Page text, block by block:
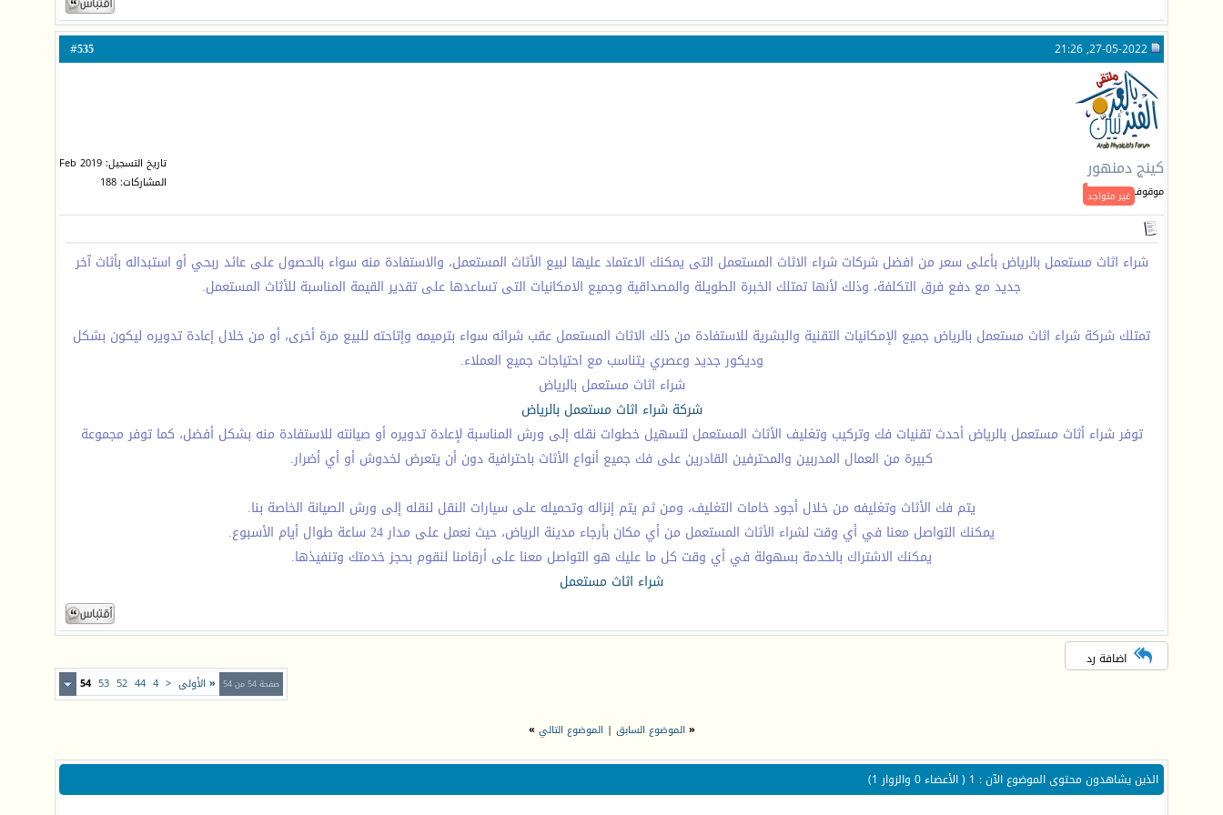
535
كينج دمنهور
غير متواجدموقوف
تاريخ التسجيل: Feb 2019
المشاركات: 188
شراء اثاث مستعمل بالرياض بأعلى سعر من افضل شركات شراء الاثاث المستعمل التى يمكنك الاعتماد عليها لبيع الأثاث المستعمل، والاستفادة منه سواء بالحصول على عائد ربحي أو استبداله بأثاث آخر
جديد مع دفع فرق التكلفة، وذلك لأنها تمتلك الخبرة الطويلة والمصداقية وجميع الامكانيات التى تساعدها على تقدير القيمة المناسبة للأثاث المستعمل.
تمتلك شركة شراء اثاث مستعمل بالرياض جميع الإمكانيات التقنية والبشرية للاستفادة من ذلك الاثاث المستعمل عقب شرائه سواء بترميمه وإتاحته للبيع مرة أخرى، أو من خلال إعادة تدويره ليكون بشكل
وديكور جديد وعصري يتناسب مع احتياجات جميع العملاء.
شراء اثاث مستعمل بالرياض
شركة شراء اثاث مستعمل بالرياض
توفر شراء أثاث مستعمل بالرياض أحدث تقنيات فك وتركيب وتغليف الأثاث المستعمل لتسهيل خطوات نقله إلى ورش المناسبة لإعادة تدويره أو صيانته للاستفادة منه بشكل أفضل، كما توفر مجموعة
كبيرة من العمال المدربين والمحترفين القادرين على فك جميع أنواع الأثاث باحترافية دون أن يتعرض لخدوش أو أي أضرار.
يتم فك الأثاث وتغليفه من خلال أجود خامات التغليف، ومن ثم يتم إنزاله وتحميله على سيارات النقل لنقله إلى ورش الصيانة الخاصة بنا.
يمكنك التواصل معنا في أي وقت لشراء الأثاث المستعمل من أي مكان بأرجاء مدينة الرياض، حيث نعمل على مدار 24 ساعة طوال أيام الأسبوع.
يمكنك الاشتراك بالخدمة بسهولة في أي وقت كل ما عليك هو التواصل معنا على أرقامنا لنقوم بحجز خدمتك وتنفيذها.
شراء اثاث مستعمل
اضافة رد
صفحة 54 من 54 « الأولى <
4
44
52
53
54
« الموضوع السابق | الموضوع التالي »
الذين يشاهدون محتوى الموضوع الآن : 1 ( الأعضاء 0 والزوار 1)